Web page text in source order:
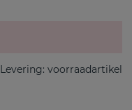
Levering: voorraadartikel